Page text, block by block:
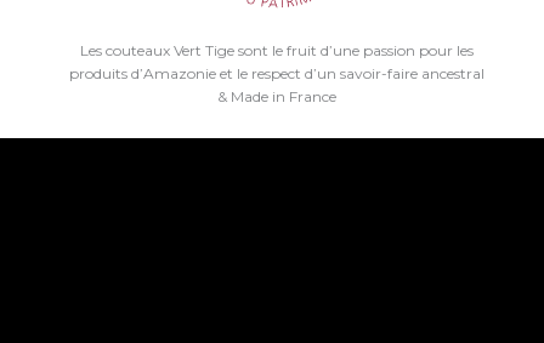
Les couteaux Vert Tige sont le fruit d’une passion pour les
produits d’Amazonie et le respect d’un savoir-faire ancestral
& Made in France